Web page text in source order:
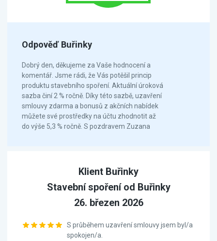
Odpověď Buřinky
Dobrý den, děkujeme za Vaše hodnocení a
komentář. Jsme rádi, že Vás potěšil princip
produktu stavebního spoření. Aktuální úroková
sazba činí 2 % ročně. Díky této sazbě, uzavření
smlouvy zdarma a bonusů z akčních nabídek
můžete své prostředky na účtu zhodnotit až
do výše 5,3 % ročně. S pozdravem Zuzana
Klient Buřinky
Stavební spoření od Buřinky
26. březen 2026
S průběhem uzavření smlouvy jsem byl/a
spokojen/a.